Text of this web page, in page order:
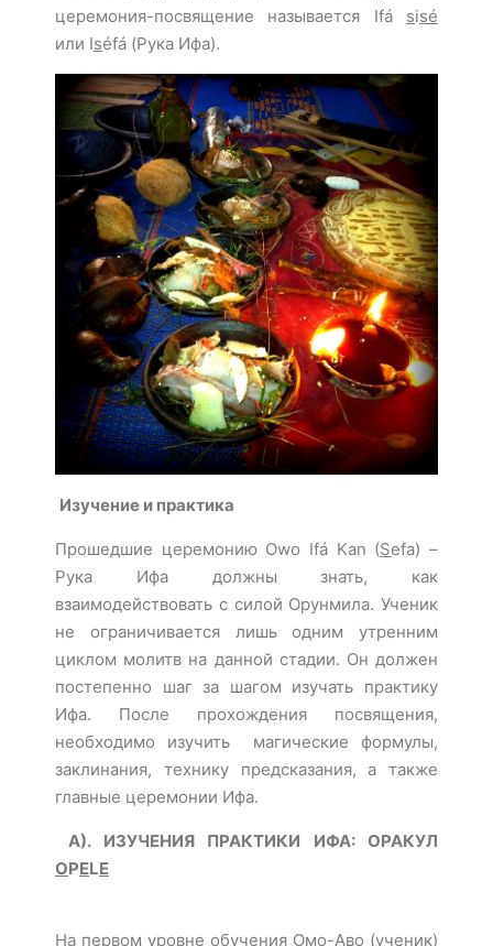
церемония-посвящение называется Ifá sisé
или Iséfá (Рука Ифа).
Изучение и практика
Прошедшие церемонию Owo Ifá Kan (Sefa) –
Рука Ифа должны знать, как
взаимодействовать с силой Орунмила. Ученик
не ограничивается лишь одним утренним
циклом молитв на данной стадии. Он должен
постепенно шаг за шагом изучать практику
Ифа. После прохождения посвящения,
необходимо изучить магические формулы,
заклинания, технику предсказания, а также
главные церемонии Ифа.
A). ИЗУЧЕНИЯ ПРАКТИКИ ИФА: ОРАКУЛ
OPELE
На первом уровне обучения Омо-Аво (ученик)